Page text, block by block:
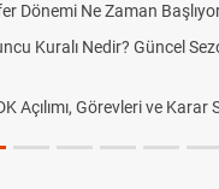
Dönemi Ne Zaman
Kuralı Nedir? Güncel
Açılımı, Görevleri ve Karar